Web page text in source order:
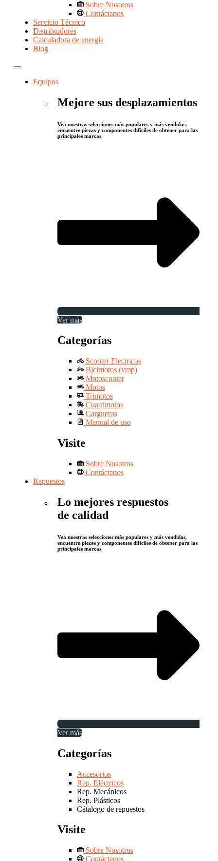
Sobre Nosotros
Contáctanos
Servicio Técnico
Distribuidores
Calculadora de energía
Blog
Equipos
Mejore sus desplazamientos
Vea nuestras selecciones más populares y más vendidas,
encuentre piezas y componentes difíciles de obtener para las
principales marcas.
Ver más
Categorías
Scooter Electricos
Bicimotos (vmp)
Motoscooter
Motos
Trimotos
Cuatrimotos
Cargueros
Manual de uso
Visite
Sobre Nosotros
Contáctanos
Repuestos
Lo mejores respuestos
de calidad
Vea nuestras selecciones más populares y más vendidas,
encuentre piezas y componentes difíciles de obtener para las
principales marcas.
Ver más
Categorías
Accesorios
Rep. Eléctricos
Rep. Mecánicos
Rep. Plásticos
Cátalogo de repuestos
Visite
Sobre Nosotros
Contáctanos